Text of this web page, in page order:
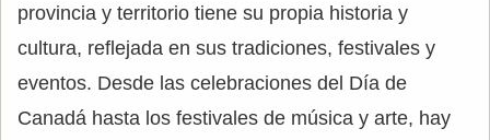
provincia y territorio tiene su propia historia y
cultura, reflejada en sus tradiciones, festivales y
eventos. Desde las celebraciones del Día de
Canadá hasta los festivales de música y arte, hay